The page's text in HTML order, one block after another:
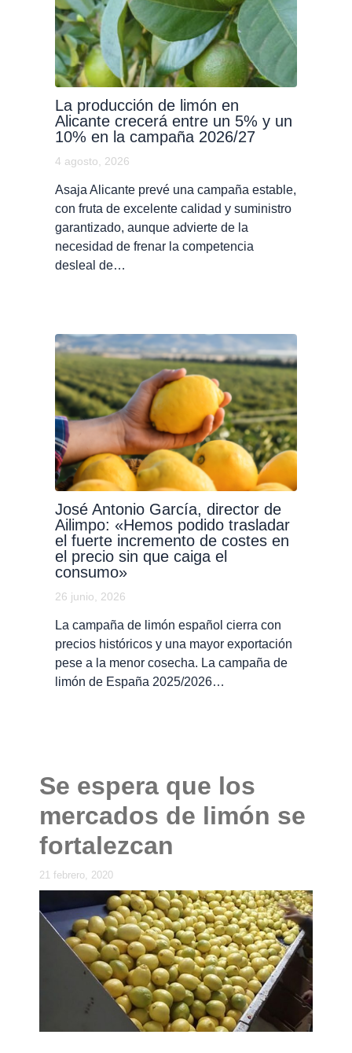
La producción de limón en
Alicante crecerá entre un 5% y un
10% en la campaña 2026/27
4 agosto, 2026
Asaja Alicante prevé una campaña estable,
con fruta de excelente calidad y suministro
garantizado, aunque advierte de la
necesidad de frenar la competencia
desleal de…
José Antonio García, director de
Ailimpo: «Hemos podido trasladar
el fuerte incremento de costes en
el precio sin que caiga el
consumo»
26 junio, 2026
La campaña de limón español cierra con
precios históricos y una mayor exportación
pese a la menor cosecha. La campaña de
limón de España 2025/2026…
Se espera que los
mercados de limón se
fortalezcan
21 febrero, 2020